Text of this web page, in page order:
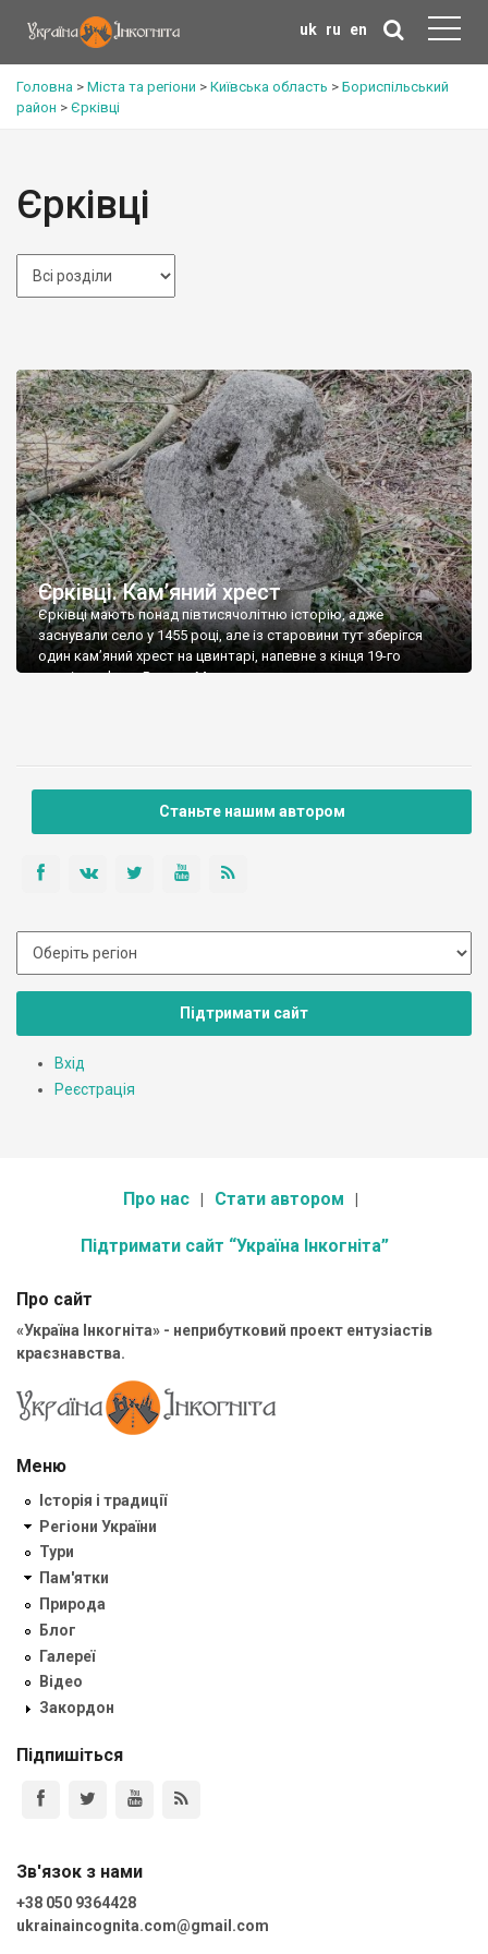
uk ru en
Головна > Міста та регіони > Київська область > Бориспільський
район > Єрківці
Єрківці
Єрківці. Кам’яний хрест
Єрківці мають понад півтисячолітню історію, адже
заснували село у 1455 році, але із старовини тут зберігся
один кам’яний хрест на цвинтарі, напевне з кінця 19-го
століття. Фото Романа Маленкова
Станьте нашим автором
Підтримати сайт
Вхід
Реєстрація
Про нас Стати автором
Підтримати сайт “Україна Інкогніта”
Про сайт
«Україна Інкогніта» - неприбутковий проект ентузіастів
краєзнавства.
Меню
Історія і традиції
Регіони України
Тури
Пам'ятки
Природа
Блог
Галереї
Відео
Закордон
Підпишіться
Зв'язок з нами
+38 050 9364428
ukrainaincognita.com@gmail.com